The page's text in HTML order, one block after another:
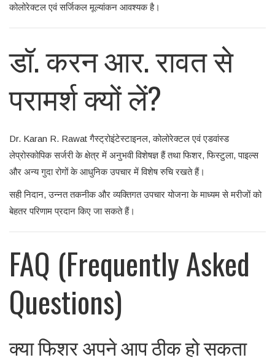
कोलोरेक्टल एवं सर्जिकल मूल्यांकन आवश्यक है।
डॉ. करन आर. रावत से
परामर्श क्यों लें?
Dr. Karan R. Rawat गैस्ट्रोइंटेस्टाइनल, कोलोरेक्टल एवं एडवांस्ड
लेप्रोस्कोपिक सर्जरी के क्षेत्र में अनुभवी विशेषज्ञ हैं तथा फिशर, फिस्टुला, पाइल्स
और अन्य गुदा रोगों के आधुनिक उपचार में विशेष रुचि रखते हैं।
सही निदान, उन्नत तकनीक और व्यक्तिगत उपचार योजना के माध्यम से मरीजों को
बेहतर परिणाम प्रदान किए जा सकते हैं।
FAQ (Frequently Asked
Questions)
क्या फिशर अपने आप ठीक हो सकता